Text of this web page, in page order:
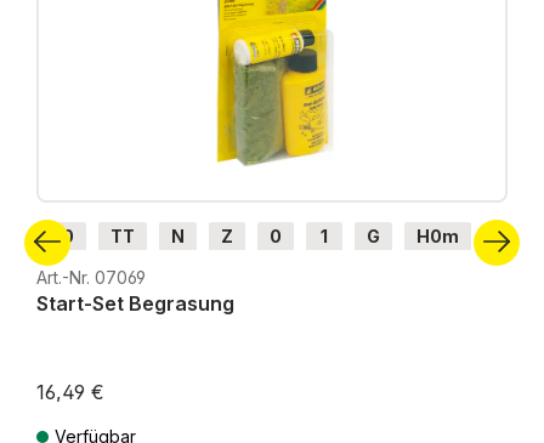
H0 TT N Z 0 1 G
H0m
H0e
Art.-Nr. 07069
Start-Set Begrasung
16,49 €
Verfügbar